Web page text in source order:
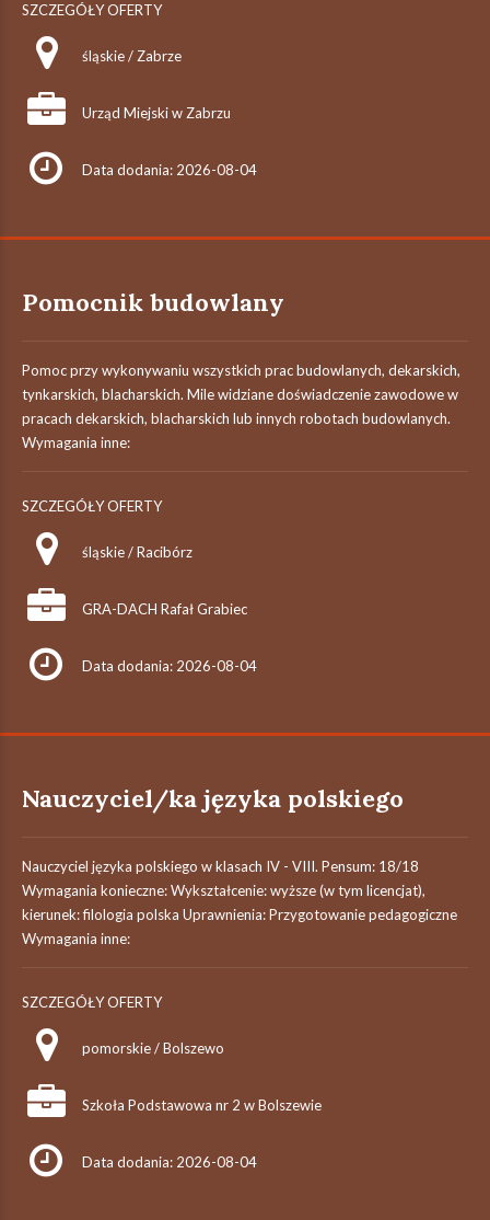
SZCZEGÓŁY OFERTY
śląskie / Zabrze
Urząd Miejski w Zabrzu
Data dodania: 2026-08-04
Pomocnik budowlany
Pomoc przy wykonywaniu wszystkich prac budowlanych, dekarskich,
tynkarskich, blacharskich. Mile widziane doświadczenie zawodowe w
pracach dekarskich, blacharskich lub innych robotach budowlanych.
Wymagania inne:
SZCZEGÓŁY OFERTY
śląskie / Racibórz
GRA-DACH Rafał Grabiec
Data dodania: 2026-08-04
Nauczyciel/ka języka polskiego
Nauczyciel języka polskiego w klasach IV - VIII. Pensum: 18/18
Wymagania konieczne: Wykształcenie: wyższe (w tym licencjat),
kierunek: filologia polska Uprawnienia: Przygotowanie pedagogiczne
Wymagania inne:
SZCZEGÓŁY OFERTY
pomorskie / Bolszewo
Szkoła Podstawowa nr 2 w Bolszewie
Data dodania: 2026-08-04